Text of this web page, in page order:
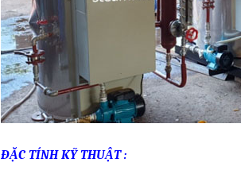
ĐẶC TÍNH KỸ THUẬT :